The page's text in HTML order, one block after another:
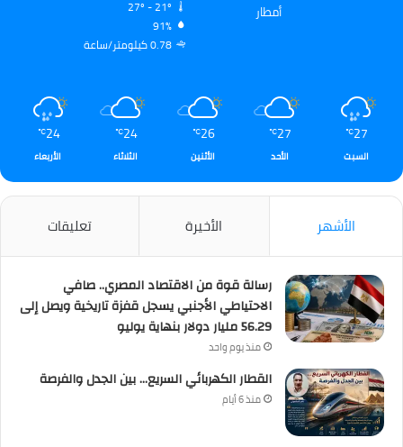
أمطار
91%
0.78 كيلومتر/ساعة
27
℃
السبت
27
℃
الأحد
26
℃
الأثنين
24
℃
الثلاثاء
24
℃
الأربعاء
الأشهر الأخيرة تعليقات
رسالة قوة من الاقتصاد المصري.. صافي
الاحتياطي الأجنبي يسجل قفزة تاريخية ويصل إلى
56.29 مليار دولار بنهاية يوليو
منذ يوم واحد
القطار الكهربائي السريع… بين الجدل والفرصة
منذ 6 أيام